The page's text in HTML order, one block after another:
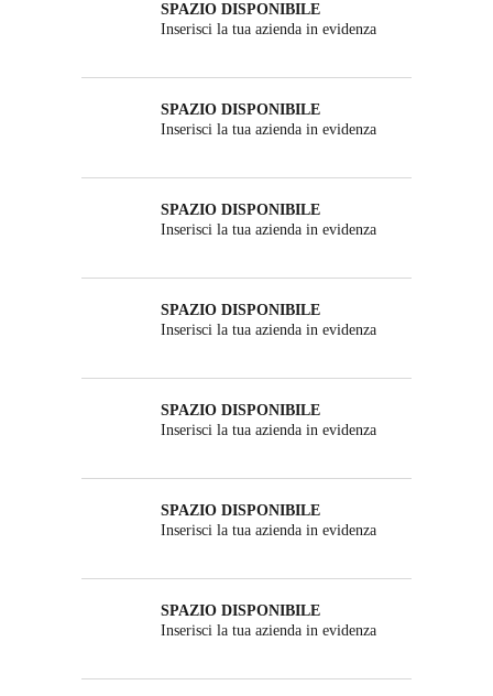
SPAZIO DISPONIBILE
Inserisci la tua azienda in evidenza
SPAZIO DISPONIBILE
Inserisci la tua azienda in evidenza
SPAZIO DISPONIBILE
Inserisci la tua azienda in evidenza
SPAZIO DISPONIBILE
Inserisci la tua azienda in evidenza
SPAZIO DISPONIBILE
Inserisci la tua azienda in evidenza
SPAZIO DISPONIBILE
Inserisci la tua azienda in evidenza
SPAZIO DISPONIBILE
Inserisci la tua azienda in evidenza